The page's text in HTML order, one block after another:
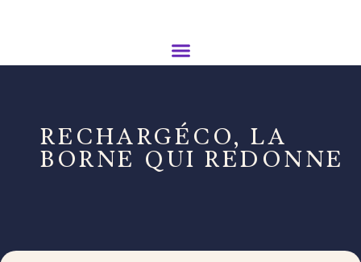
RECHARGÉCO, LA
BORNE QUI REDONNE